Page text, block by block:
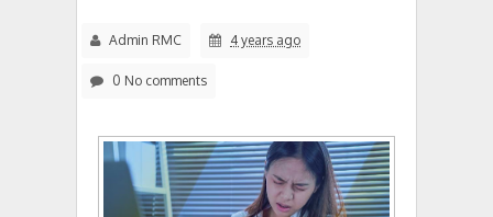
Admin RMC 4 years ago
0 No comments